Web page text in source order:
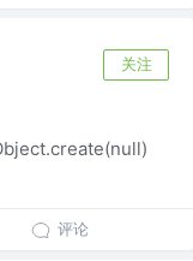
关注
评论